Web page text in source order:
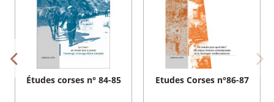
Études corses n° 84-85 Etudes Corses n°86-87